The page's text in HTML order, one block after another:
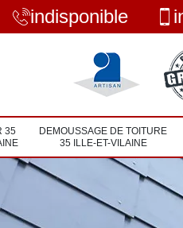
indisponible
35
DEMOUSSAGE DE TOITURE
35 ILLE-ET-VILAINE